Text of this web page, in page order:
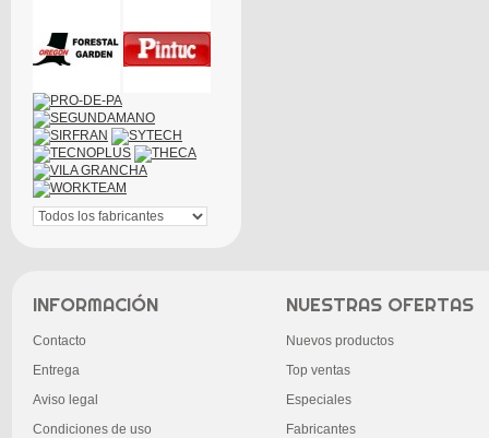
INFORMACIÓN
Contacto
Entrega
Aviso legal
Condiciones de uso
NUESTRAS OFERTAS
Nuevos productos
Top ventas
Especiales
Fabricantes